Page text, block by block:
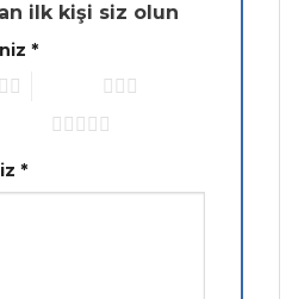
ilk kişi siz olun
*
*